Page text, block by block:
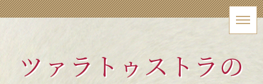
ツァラトゥストラの